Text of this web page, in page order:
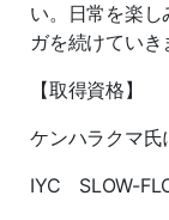
い。日常を楽し
ガを続けていき
【取得資格】
ケンハラクマ
IYC SLOW-